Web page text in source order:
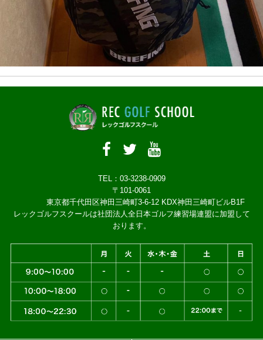
TEL：03-3238-0909
〒101-0061
東京都千代田区神田三崎町3-6-12 KDX神田三崎町ビルB1F
レックゴルフスクールは社団法人全日本ゴルフ練習場連盟に加盟して
おります。